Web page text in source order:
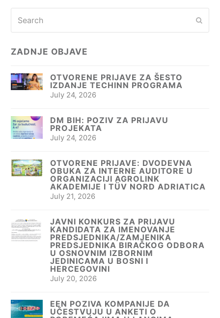
ZADNJE OBJAVE
OTVORENE PRIJAVE ZA ŠESTO
IZDANJE TECHINN PROGRAMA
July 24, 2026
DM BIH: POZIV ZA PRIJAVU
PROJEKATA
July 24, 2026
OTVORENE PRIJAVE: DVODEVNA
OBUKA ZA INTERNE AUDITORE U
ORGANIZACIJI AGROLINK
AKADEMIJE I TÜV NORD ADRIATICA
July 21, 2026
JAVNI KONKURS ZA PRIJAVU
KANDIDATA ZA IMENOVANJE
PREDSJEDNIKA/ZAMJENIKA
PREDSJEDNIKA BIRAČKOG ODBORA
U OSNOVNIM IZBORNIM
JEDINICAMA U BOSNI I
HERCEGOVINI
July 20, 2026
EEN POZIVA KOMPANIJE DA
UČESTVUJU U ANKETI O